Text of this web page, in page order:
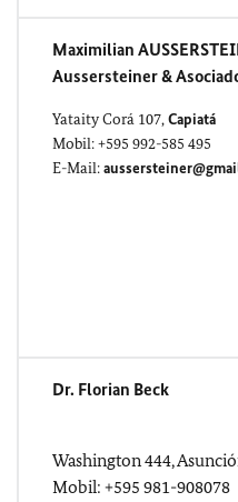
Maximilian
Aussersteiner &
Yataity Corá 107,Capiatá
Mobil: +595 992-585 495
E-Mail:
Dr. Florian Beck
Washington 444,
Mobil: +595 981-908078